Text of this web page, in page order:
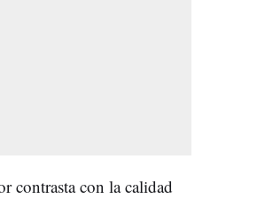
contrasta con la calidad